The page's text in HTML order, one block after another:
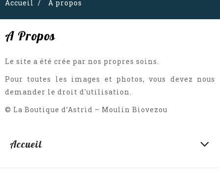
Accueil A propos
A Propos
Le site a été crée par nos propres soins.
Pour toutes les images et photos, vous devez nous
demander le droit d'utilisation.
© La Boutique d’Astrid – Moulin Biovezou
Accueil